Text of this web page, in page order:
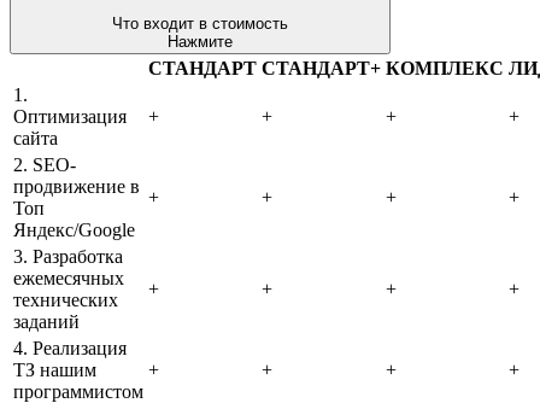
Что входит в стоимость
Нажмите
СТАНДАРТ СТАНДАРТ+ КОМПЛЕКС
1.
Оптимизация
сайта
+ + + +
2. SEO-
продвижение в
Топ
Яндекс/Google
+ + + +
3. Разработка
ежемесячных
технических
заданий
+ + + +
4. Реализация
ТЗ нашим
программистом
+ + + +